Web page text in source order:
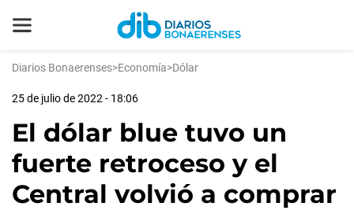
Diarios Bonaerenses>Economía>Dólar
25 de julio de 2022 - 18:06
El dólar blue tuvo un
fuerte retroceso y el
Central volvió a comprar